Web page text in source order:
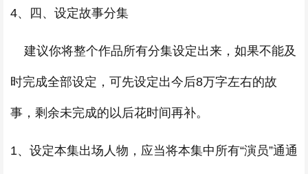
4、四、设定故事分集
建议你将整个作品所有分集设定出来，如果不能及
时完成全部设定，可先设定出今后8万字左右的故
事，剩余未完成的以后花时间再补。
1、设定本集出场人物，应当将本集中所有“演员”通通